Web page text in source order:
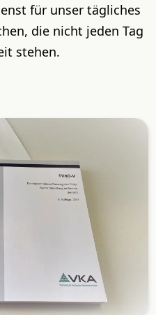
für unser tägliches
die nicht jeden Tag
stehen.